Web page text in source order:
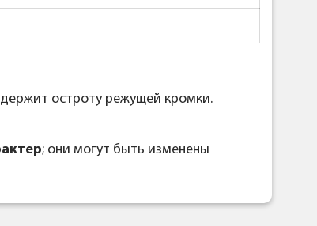
остроту режущей кромки.
; они могут быть изменены